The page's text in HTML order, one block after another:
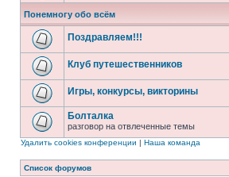
Понемногу обо всём
Поздравляем!!!
Клуб путешественников
Игры, конкурсы, викторины
Болталка
разговор на отвлеченные темы
Удалить cookies конференции | Наша команда
Список форумов